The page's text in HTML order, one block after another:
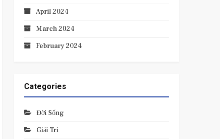
April 2024
March 2024
February 2024
Categories
Đời Sống
Giải Trí